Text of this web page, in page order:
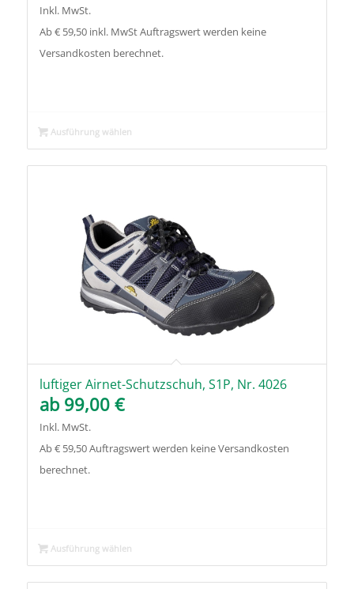
Inkl. MwSt.
Ab € 59,50 inkl. MwSt Auftragswert werden keine
Versandkosten berechnet.
Ausführung wählen
luftiger Airnet-Schutzschuh, S1P, Nr. 4026
ab 99,00 €
Inkl. MwSt.
Ab € 59,50 Auftragswert werden keine Versandkosten
berechnet.
Ausführung wählen